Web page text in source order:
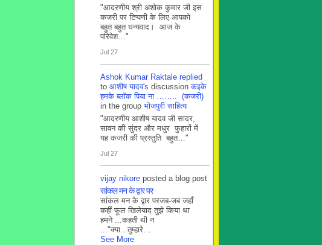
"आदरणीय श्री अशोक कुमार जी इस
कजरी पर टिप्पणी के लिए आपको
बहुत बहुत धन्यवाद। आज के
परिवेश…"
Jul 27
Ashok Kumar Raktale replied
to आशीष यादव's discussionकइके
हमके ब्लाॅक पिया ना …….. (कजरी)
in the group भोजपुरी साहित्य
"आदरणीय आशीष यादव जी सादर,
सावन की सुंदर और मधुर फुहारों में
यह कजरी की प्रस्तुति बहुत…"
Jul 27
vijay nikore posted a blog post
सांकल मन के द्वार पर
सांकल मन के द्वार परजब-जब जहाँ
कहीं फूल खिलेयाद तुझे किया था
हमने ...कहती थी न
..."क्या...तुम्हारे…
See More